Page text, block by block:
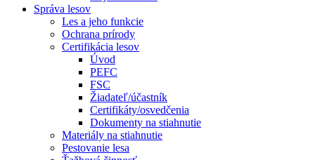
Správa lesov
Les a jeho funkcie
Ochrana prírody
Certifikácia lesov
Úvod
PEFC
FSC
Žiadateľ/účastník
Certifikáty/osvedčenia
Dokumenty na stiahnutie
Materiály na stiahnutie
Pestovanie lesa